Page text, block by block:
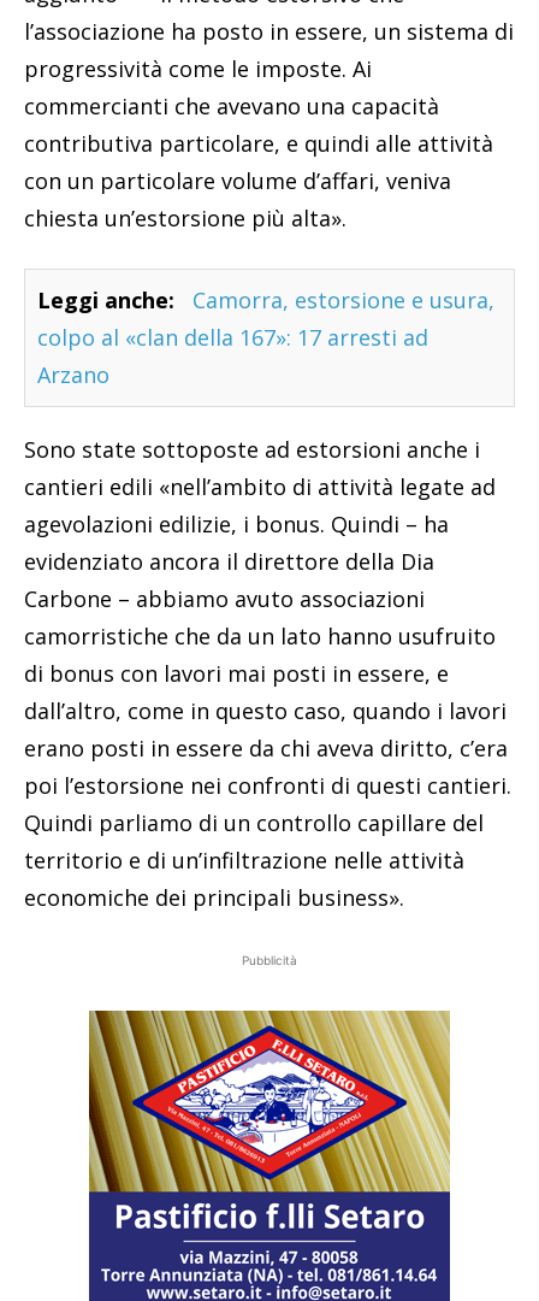
l’associazione ha posto in essere, un sistema di
progressività come le imposte. Ai
commercianti che avevano una capacità
contributiva particolare, e quindi alle attività
con un particolare volume d’affari, veniva
chiesta un’estorsione più alta».
Leggi anche:
Camorra, estorsione e usura,
colpo al «clan della 167»: 17 arresti ad
Arzano
Sono state sottoposte ad estorsioni anche i
cantieri edili «nell’ambito di attività legate ad
agevolazioni edilizie, i bonus. Quindi – ha
evidenziato ancora il direttore della Dia
Carbone – abbiamo avuto associazioni
camorristiche che da un lato hanno usufruito
di bonus con lavori mai posti in essere, e
dall’altro, come in questo caso, quando i lavori
erano posti in essere da chi aveva diritto, c’era
poi l’estorsione nei confronti di questi cantieri.
Quindi parliamo di un controllo capillare del
territorio e di un’infiltrazione nelle attività
economiche dei principali business».
Pubblicità